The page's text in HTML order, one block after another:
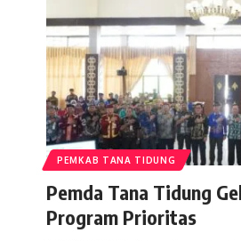
PEMKAB TANA TIDUNG
Pemda Tana Tidung
Program Prioritas